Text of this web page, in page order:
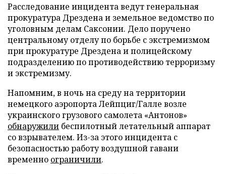
Расследование инцидента ведут генеральная
прокуратура Дрездена и земельное ведомство по
уголовным делам Саксонии. Дело поручено
центральному отделу по борьбе с экстремизмом
при прокуратуре Дрездена и полицейскому
подразделению по противодействию терроризму
и экстремизму.
Напомним, в ночь на среду на территории
немецкого аэропорта Лейпциг/Галле возле
украинского грузового самолета «Антонов»
обнаружили беспилотный летательный аппарат
со взрывателем. Из-за этого инцидента с
безопасностью работу воздушной гавани
временно ограничили.